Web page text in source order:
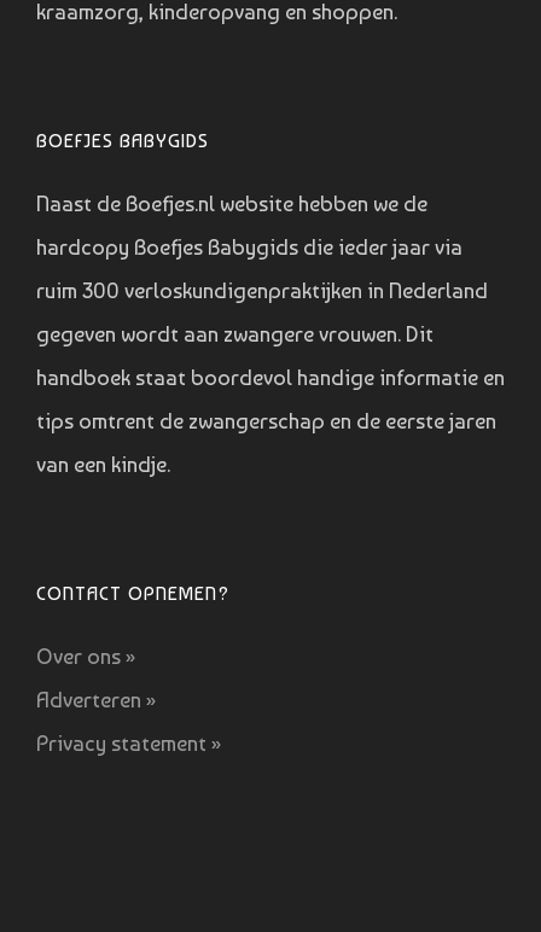
kraamzorg, kinderopvang en shoppen.
BOEFJES BABYGIDS
Naast de Boefjes.nl website hebben we de
hardcopy Boefjes Babygids die ieder jaar via
ruim 300 verloskundigenpraktijken in Nederland
gegeven wordt aan zwangere vrouwen. Dit
handboek staat boordevol handige informatie en
tips omtrent de zwangerschap en de eerste jaren
van een kindje.
CONTACT OPNEMEN?
Over ons »
Adverteren »
Privacy statement »